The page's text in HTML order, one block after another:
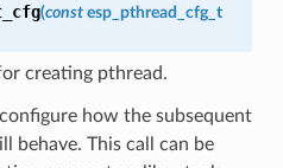
(const esp_pthread_cfg_t
creating pthread.
how the subsequent
behave. This call can be